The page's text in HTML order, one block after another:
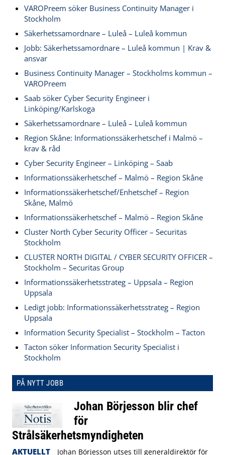
VAROPreem söker Business Continuity Manager i
Stockholm
Säkerhetssamordnare – Luleå – Luleå kommun
Jobb: Säkerhetssamordnare – Luleå kommun | Krav &
ansvar
Business Continuity Manager – Stockholms kommun –
VAROPreem
Saab söker Cyber Security Engineer i
Linköping/Karlskoga
Säkerhetssamordnare – Luleå – Luleå kommun
Region Skåne: Informationssäkerhetschef i Malmö –
krav & råd
Cyber Security Engineer – Linköping – Saab
Informationssäkerhetschef – Malmö – Region Skåne
Informationssäkerhetschef/Enhetschef – Region
Skåne, Malmö
Informationssäkerhetschef – Malmö – Region Skåne
Cluster North Cyber Security Officer – Securitas
Stockholm
CLUSTER NORTH DIGITAL / CYBER SECURITY OFFICER –
Stockholm – Securitas Group
Informationssäkerhetsstrateg – Uppsala – Region
Uppsala
Ledigt jobb: Informationssäkerhetsstrateg – Region
Uppsala
Information Security Specialist – Stockholm – Tacton
Tacton söker Information Security Specialist i
Stockholm
PÅ NYTT JOBB
Johan Börjesson blir chef
för
Strålsäkerhetsmyndigheten
AKTUELLT Johan Börjesson utses till generaldirektör för